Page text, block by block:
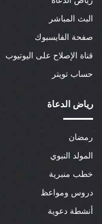
البث المباشر
صفحة الفايسبوك
قناة الإصلاح على اليوتيوب
حساب تويتر
رياض الدعاة
رمضان
المولد النبوي
خطب منبرية
دروس ومواعظ
أنشطة دعوية